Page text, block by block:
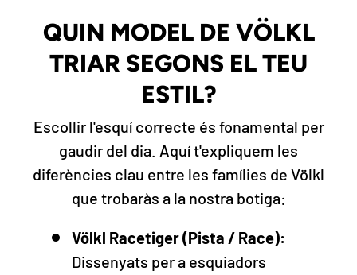
QUIN MODEL DE VÖLKL
TRIAR SEGONS EL TEU
ESTIL?
Escollir l'esquí correcte és fonamental per
gaudir del dia. Aquí t'expliquem les
diferències clau entre les famílies de Völkl
que trobaràs a la nostra botiga:
Völkl Racetiger (Pista / Race):
Dissenyats per a esquiadors